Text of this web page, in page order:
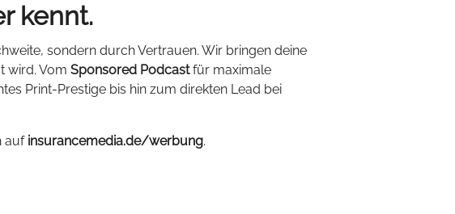
kennt.
sondern durch Vertrauen. Wir bringen deine
wird. Vom Sponsored Podcastfür maximale
Print-Prestige bis hin zum direkten Lead bei
auf insurancemedia.de/werbung.